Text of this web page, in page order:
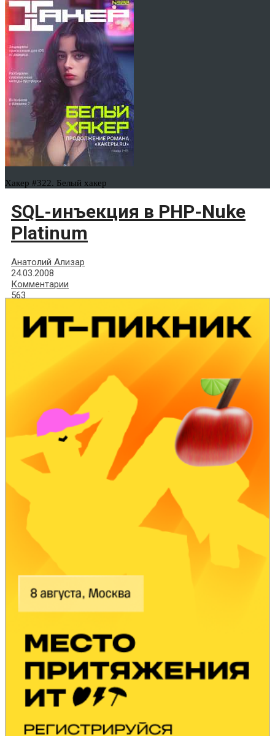
Хакер #322. Белый хакер
SQL-инъекция в PHP-Nuke
Platinum
Анатолий Ализар
24.03.2008
Комментарии
563